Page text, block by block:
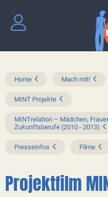
Home Mach mit!
MINT Projekte
MINTrelation – Mädchen,
Zukunftsberufe (2010 - 2013)
Presseinfos Filme
Projektfilm